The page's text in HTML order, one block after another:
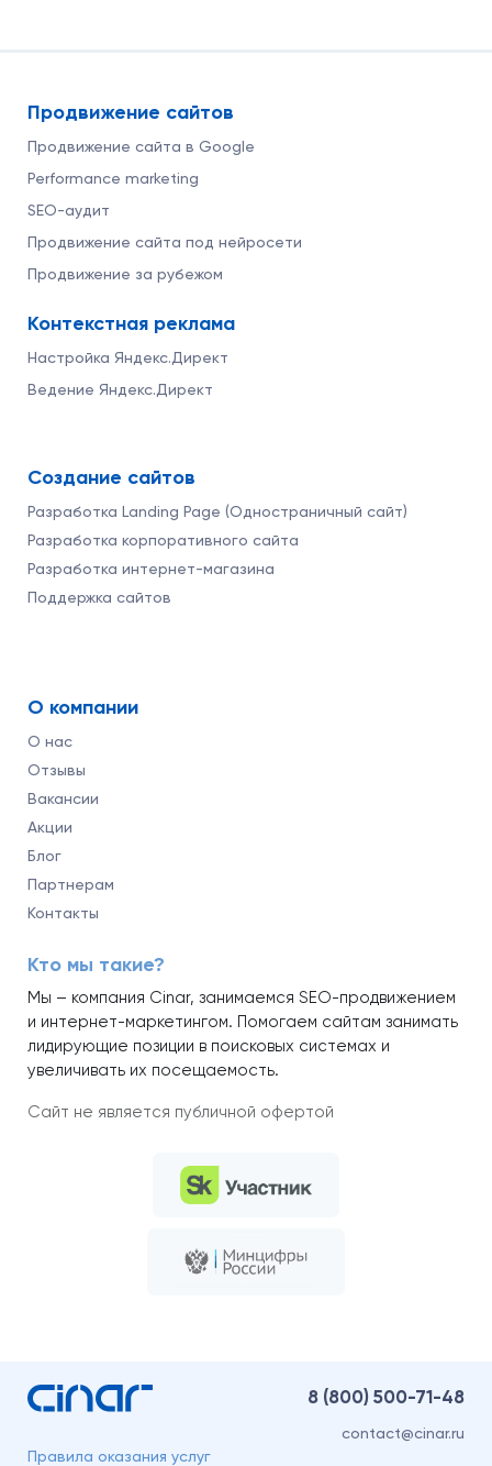
Продвижение сайтов
Продвижение сайта в Google
Performance marketing
SEO-аудит
Продвижение сайта под нейросети
Продвижение за рубежом
Контекстная реклама
Настройка Яндекс.Директ
Ведение Яндекс.Директ
Создание сайтов
Разработка Landing Page (Одностраничный сайт)
Разработка корпоративного сайта
Разработка интернет-магазина
Поддержка сайтов
О компании
О нас
Отзывы
Вакансии
Акции
Блог
Партнерам
Контакты
Кто мы такие?
Мы – компания Cinar, занимаемся SEO-продвижением
и интернет-маркетингом. Помогаем сайтам занимать
лидирующие позиции в поисковых системах и
увеличивать их посещаемость.
Сайт не является публичной офертой
Правила оказания услуг
8 (800) 500-71-48
contact@cinar.ru